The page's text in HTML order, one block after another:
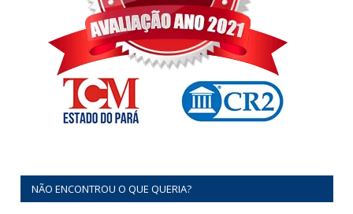
NÃO ENCONTROU O QUE QUERIA?